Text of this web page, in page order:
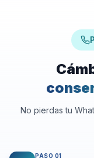
No pierdas tu
PASO 01